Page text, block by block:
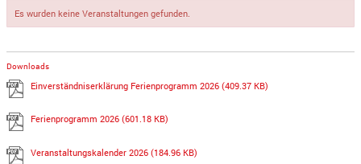
Es wurden keine Veranstaltungen gefunden.
Downloads
Einverständniserklärung Ferienprogramm 2026(409.37 KB)
Ferienprogramm 2026(601.18 KB)
Veranstaltungskalender 2026(184.96 KB)